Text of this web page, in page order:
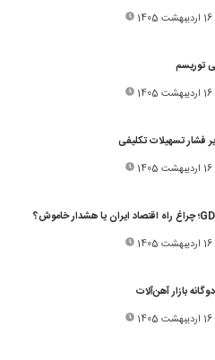
توریسم
فشار تسهیلات تکلیفی
بازار آهن‌آلات